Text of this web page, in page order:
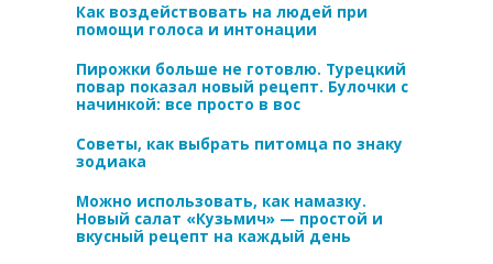
Как воздействовать на людей при
помощи голоса и интонации
Пирожки больше не готовлю. Турецкий
повар показал новый рецепт. Булочки с
начинкой: все просто в вос
Советы, как выбрать питомца по знаку
зодиака
Можно использовать, как намазку.
Новый салат «Кузьмич» — простой и
вкусный рецепт на каждый день